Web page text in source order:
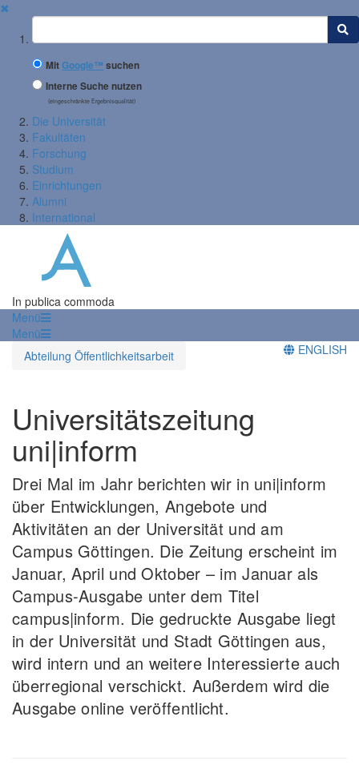
✖
Suchbegriff
MitGoogle™ suchen
Interne Suche nutzen
(eingeschränkte Ergebnisqualität)
Die Universität
Fakultäten
Forschung
Studium
Einrichtungen
Alumni
International
In publica commoda
Menü
Menü
Abteilung Öffentlichkeitsarbeit
ENGLISH
Universitätszeitung
uni|inform
Drei Mal im Jahr berichten wir in uni|inform
über Entwicklungen, Angebote und
Aktivitäten an der Universität und am
Campus Göttingen. Die Zeitung erscheint im
Januar, April und Oktober – im Januar als
Campus-Ausgabe unter dem Titel
campus|inform. Die gedruckte Ausgabe liegt
in der Universität und Stadt Göttingen aus,
wird intern und an weitere Interessierte auch
überregional verschickt. Außerdem wird die
Ausgabe online veröffentlicht.